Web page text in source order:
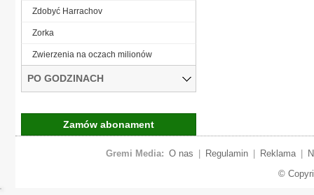
Zdobyć Harrachov
Zorka
Zwierzenia na oczach milionów
PO GODZINACH
Zamów abonament
Gremi Media: O nas Regulamin Reklama
©